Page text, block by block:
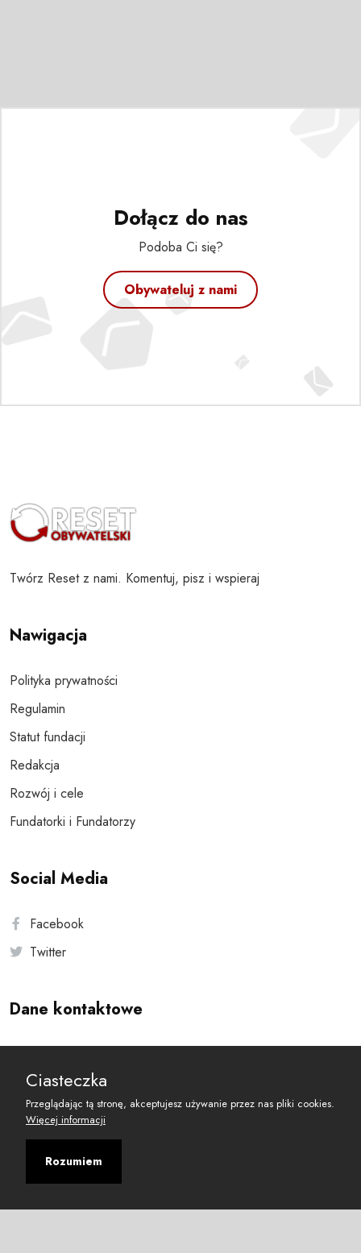
Dołącz do nas
Podoba Ci się?
Obywateluj z nami
Twórz Reset z nami. Komentuj, pisz i wspieraj
Nawigacja
Polityka prywatności
Regulamin
Statut fundacji
Redakcja
Rozwój i cele
Fundatorki i Fundatorzy
Social Media
Facebook
Twitter
Dane kontaktowe
reset@resetobywatelski.pl
Ciasteczka
Przeglądając tą stronę, akceptujesz używanie przez nas pliki cookies.
Więcej informacji
Rozumiem